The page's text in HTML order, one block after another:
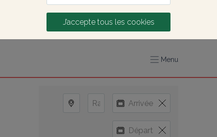
J’accepte tous les cookies
Menu